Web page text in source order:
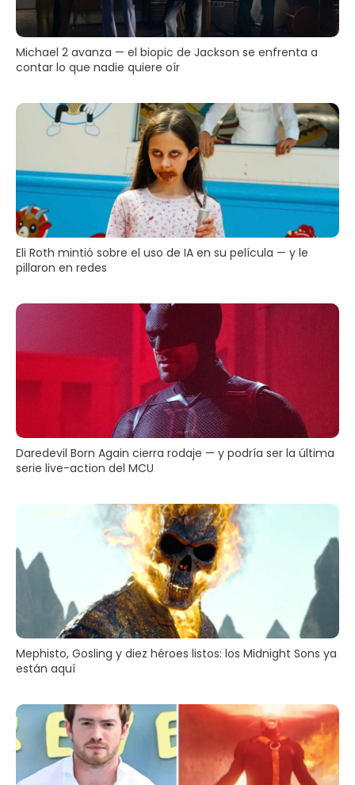
Michael 2 avanza — el biopic de Jackson se enfrenta a
contar lo que nadie quiere oír
Eli Roth mintió sobre el uso de IA en su película — y le
pillaron en redes
Daredevil Born Again cierra rodaje — y podría ser la última
serie live-action del MCU
Mephisto, Gosling y diez héroes listos: los Midnight Sons ya
están aquí